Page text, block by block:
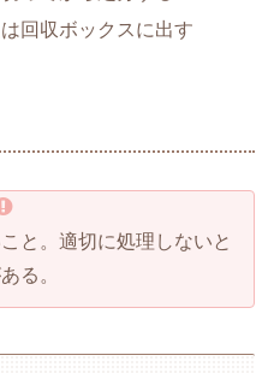
回収ボックスに出す
と。適切に処理しないと
る。